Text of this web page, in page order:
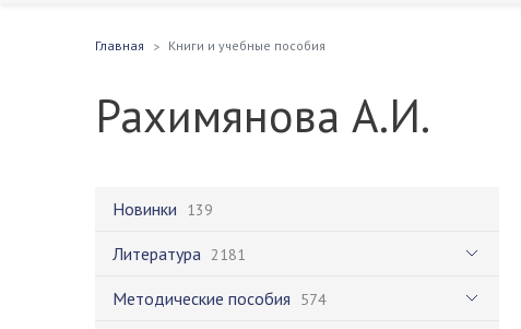
Главная Книги и учебные пособия
Рахимянова А.И.
Новинки 139
Литература 2181
Методические пособия 574